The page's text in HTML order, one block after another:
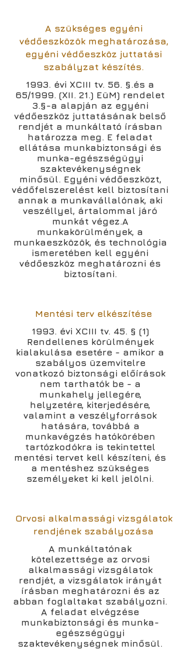
A szükséges egyéni
védőeszközök meghatározása,
egyéni védőeszköz juttatási
szabályzat készítés.
1993. évi XCIII tv. 56. §.és a
65/1999. (XII. 21.) EüM) rendelet
3.§-a alapján az egyéni
védőeszköz juttatásának belső
rendjét a munkáltató írásban
határozza meg. E feladat
ellátása munkabiztonsági és
munka-egészségügyi
szaktevékenységnek
minősül. Egyéni védőeszközt,
védőfelszerelést kell biztosítani
annak a munkavállalónak, aki
veszéllyel, ártalommal járó
munkát végez.A
munkakörülmények, a
munkaeszközök, és technológia
ismeretében kell egyéni
védőeszköz meghatározni és
biztosítani.
Mentési terv elkészítése
1993. évi XCIII tv. 45. § (1)
Rendellenes körülmények
kialakulása esetére - amikor a
szabályos üzemvitelre
vonatkozó biztonsági előírások
nem tarthatók be - a
munkahely jellegére,
helyzetére, kiterjedésére,
valamint a veszélyforrások
hatására, továbbá a
munkavégzés hatókörében
tartózkodókra is tekintettel
mentési tervet kell készíteni, és
a mentéshez szükséges
személyeket ki kell jelölni.
Orvosi alkalmassági vizsgálatok
rendjének szabályozása
A munkáltatónak
kötelezettsége az orvosi
alkalmassági vizsgálatok
rendjét, a vizsgálatok irányát
írásban meghatározni és az
abban foglaltakat szabályozni.
A feladat elvégzése
munkabiztonsági és munka-
egészségügyi
szaktevékenységnek minősül.